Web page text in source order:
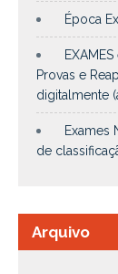
Época
Provas e
digitalmente
Exames
de
Arquivo